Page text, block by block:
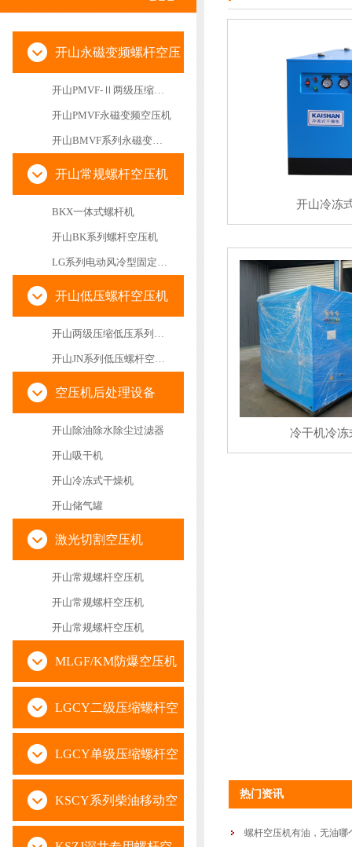
热门资讯
螺杆空压机有油，无油哪
开山冷冻
冷干机冷冻
开山永磁变频螺杆空压
开山PMVF-Ⅱ两级压缩永磁变频空压机
开山PMVF永磁变频空压机
开山BMVF系列永磁变频空压机
开山常规螺杆空压机
BKX一体式螺杆机
开山BK系列螺杆空压机
LG系列电动风冷型固定螺杆空气压缩机
开山低压螺杆空压机
开山两级压缩低压系列螺杆空气压缩机
开山JN系列低压螺杆空压机
空压机后处理设备
开山除油除水除尘过滤器
开山吸干机
开山冷冻式干燥机
开山储气罐
激光切割空压机
开山常规螺杆空压机
开山常规螺杆空压机
开山常规螺杆空压机
MLGF/KM防爆空压机
LGCY二级压缩螺杆空
压机 LGCY单级压缩螺杆空
压机 KSCY系列柴油移动空
压机